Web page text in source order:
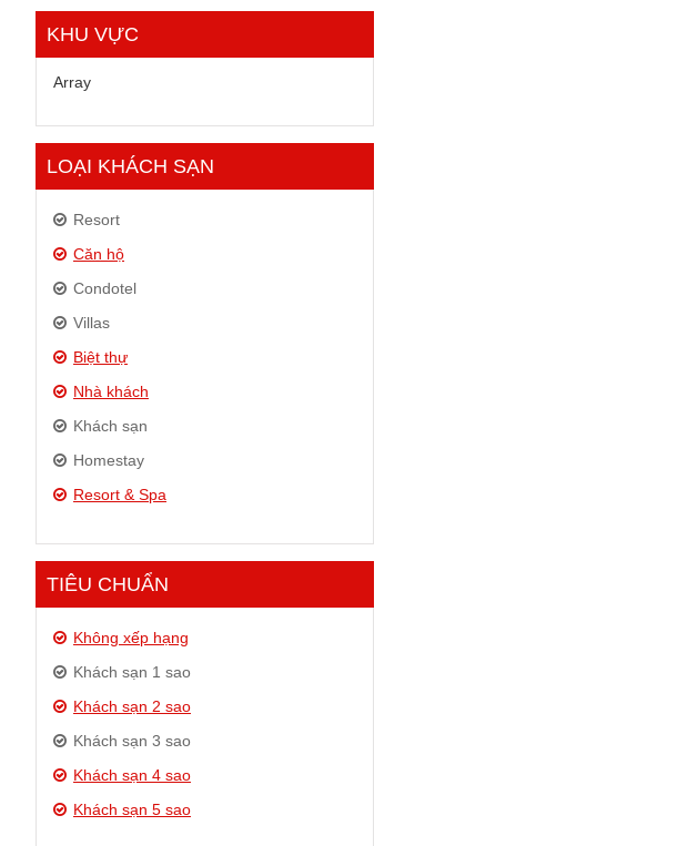
KHU VỰC
Array
LOẠI KHÁCH SẠN
Resort
Căn hộ
Condotel
Villas
Biệt thự
Nhà khách
Khách sạn
Homestay
Resort & Spa
TIÊU CHUẨN
Không xếp hạng
Khách sạn 1 sao
Khách sạn 2 sao
Khách sạn 3 sao
Khách sạn 4 sao
Khách sạn 5 sao